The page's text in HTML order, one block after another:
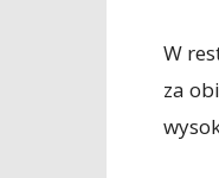
W
za